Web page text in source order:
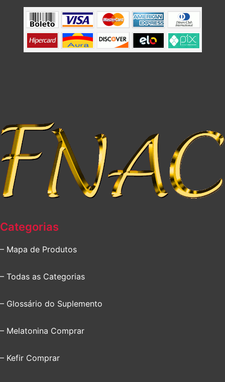
Categorias
– Mapa de Produtos
– Todas as Categorias
– Glossário do Suplemento
– Melatonina Comprar
– Kefir Comprar